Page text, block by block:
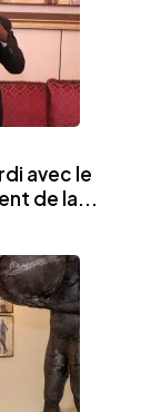
avec le
de la...